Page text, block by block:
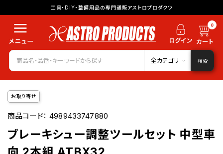
工具・DIY・整備用品の専門通販アストロプロダクツ
0
全カテゴリ 検索
お取り寄せ
商品コード：4989433747880
ブレーキシュー調整ツールセット 中型車